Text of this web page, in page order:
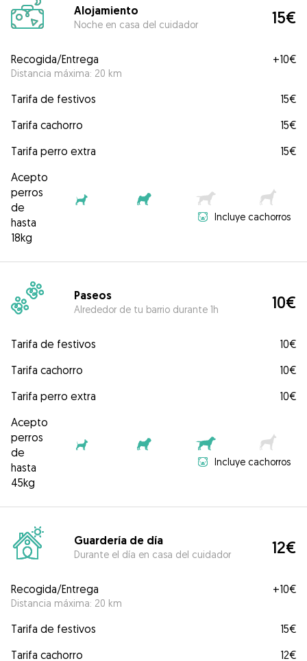
Alojamiento
Noche en casa del cuidador 15€
Recogida/Entrega
Distancia máxima: 20 km
+10€
Tarifa de festivos
15€
Tarifa cachorro
15€
Tarifa perro extra
15€
Acepto
perros
de
hasta
18kg
Incluye cachorros
Paseos
Alrededor de tu barrio durante 1h 10€
Tarifa de festivos
10€
Tarifa cachorro
10€
Tarifa perro extra
10€
Acepto
perros
de
hasta
45kg
Incluye cachorros
Guardería de día
Durante el día en casa del cuidador 12€
Recogida/Entrega
Distancia máxima: 20 km
+10€
Tarifa de festivos
15€
Tarifa cachorro
12€